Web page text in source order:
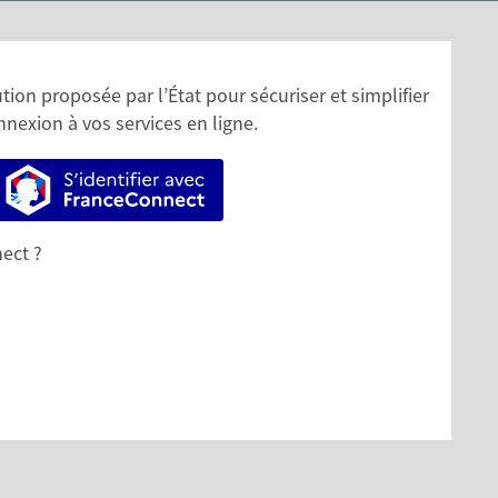
proposée par l’État pour sécuriser et simplifier
à vos services en ligne.
S’identifier avec FranceConnect
?